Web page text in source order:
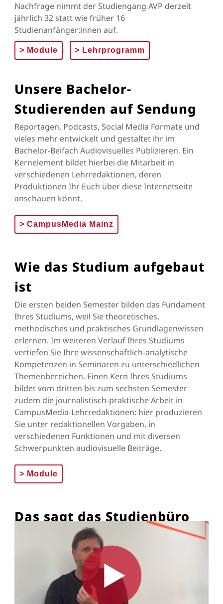
Nachfrage nimmt der Studiengang AVP derzeit
jährlich 32 statt wie früher 16
Studienanfänger:innen auf.
> Module > Lehrprogramm
Unsere Bachelor-
Studierenden auf Sendung
Reportagen, Podcasts, Social Media Formate und
vieles mehr entwickelt und gestaltet ihr im
Bachelor-Beifach Audiovisuelles Publizieren. Ein
Kernelement bildet hierbei die Mitarbeit in
verschiedenen Lehrredaktionen, deren
Produktionen Ihr Euch über diese Internetseite
anschauen könnt.
> CampusMedia Mainz
Wie das Studium aufgebaut
ist
Die ersten beiden Semester bilden das Fundament
Ihres Studiums, weil Sie theoretisches,
methodisches und praktisches Grundlagenwissen
erlernen. Im weiteren Verlauf Ihres Studiums
vertiefen Sie Ihre wissenschaftlich-analytische
Kompetenzen in Seminaren zu unterschiedlichen
Themenbereichen. Einen Kern Ihres Studiums
bildet vom dritten bis zum sechsten Semester
zudem die journalistisch-praktische Arbeit in
CampusMedia-Lehrredaktionen: hier produzieren
Sie unter redaktionellen Vorgaben, in
verschiedenen Funktionen und mit diversen
Schwerpunkten audiovisuelle Beiträge.
> Module
Das sagt das Studienbüro